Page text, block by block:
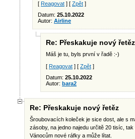
[ Reagovat ] [ Zpět ]
Datum: 25.10.2022
Autor: Airline
Re: Přeskakuje nový řetěz
Máš je tu, byls první v řadě :-)
[ Reagovat ] [ Zpět ]
Datum: 25.10.2022
Autor: bara2
Re: Přeskakuje nový řetěz
Šroubovacích koleček je sice dost, ale s
zásoby, na jedno najedu určitě 20 tisíc,
Vánocům nové ráfky a může lítat.